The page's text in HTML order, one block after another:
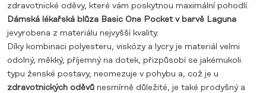
zdravotnické oděvy, které vám poskytnou maximální pohodlí.
Dámská lékařská blůza Basic One Pocket v barvě Laguna
jevyrobena z materiálu nejvyšší kvality.
Díky kombinaci polyesteru, viskózy a lycry je materiál velmi
odolný, měkký, příjemný na dotek, přizpůsobí se jakémukoli
typu ženské postavy, neomezuje v pohybu a, což je u
zdravotnických oděvů nesmírně důležité, je také prodyšný a